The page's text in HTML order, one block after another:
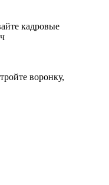
кадровые
воронку,